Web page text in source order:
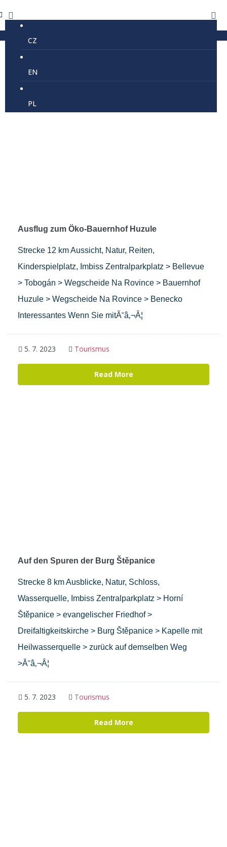
CZ
EN
PL
Tourismus
Ausflug zum Öko-Bauernhof Huzule
Strecke 12 km Aussicht, Natur, Reiten,
Kinderspielplatz, Imbiss Zentralparkplatz > Bellevue
> Tobogán > Wegscheide Na Rovince > Bauernhof
Huzule > Wegscheide Na Rovince > Benecko
Interessantes Wenn Sie mitĂ˘â‚¬Â¦
5. 7. 2023 Tourismus
Read More
Auf den Spuren der Burg Štěpanice
Strecke 8 km Ausblicke, Natur, Schloss,
Wasserquelle, Imbiss Zentralparkplatz > Horní
Štěpanice > evangelischer Friedhof >
Dreifaltigkeitskirche > Burg Štěpanice > Kapelle mit
Heilwasserquelle > zurück auf demselben Weg
>Ă˘â‚¬Â¦
5. 7. 2023 Tourismus
Read More